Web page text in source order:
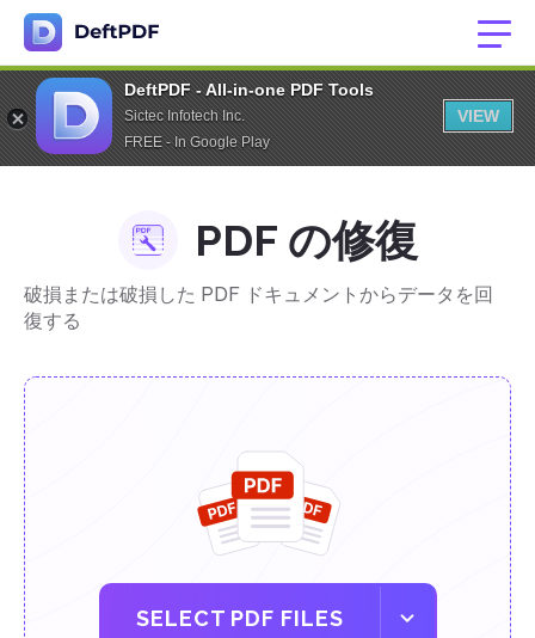
DeftPDF - All-in-one PDF Tools
Sictec Infotech Inc.
FREE - In Google Play
VIEW
PDF の修復
破損または破損した PDF ドキュメントからデータを回
復する
SELECT PDF FILES